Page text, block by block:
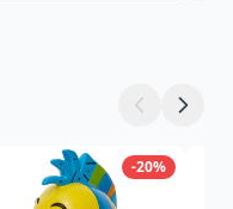
-20%